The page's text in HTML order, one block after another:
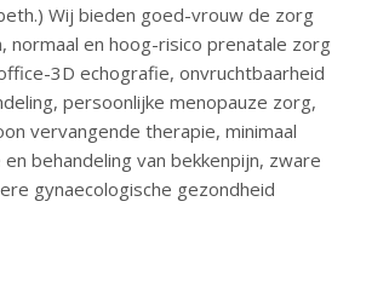
Wij bieden goed-vrouw de zorg
normaal en hoog-risico prenatale zorg
3D echografie, onvruchtbaarheid
persoonlijke menopauze zorg,
vervangende therapie, minimaal
behandeling van bekkenpijn, zware
gynaecologische gezondheid